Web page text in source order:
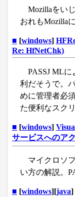
Mozillaをい
おれもMozilla
■ [windows]
Re: HfNetChk)
PASSJ ML
利だそうで。
めに管理者必
た便利なスク
■ [windows]
サービスへのア
マイクロソ
い方の解説。
■ [windows][java]